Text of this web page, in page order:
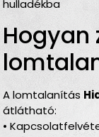
hulladékba
Hogyan
A lomtalanítás
átlátható:
•